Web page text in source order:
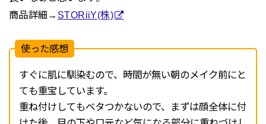
商品詳細→ STORiiY(株)
使った感想
すぐに肌に馴染むので、時間が無い朝のメイク前にと
ても重宝しています。
重ね付けしてもベタつかないので、まずは顔全体に付